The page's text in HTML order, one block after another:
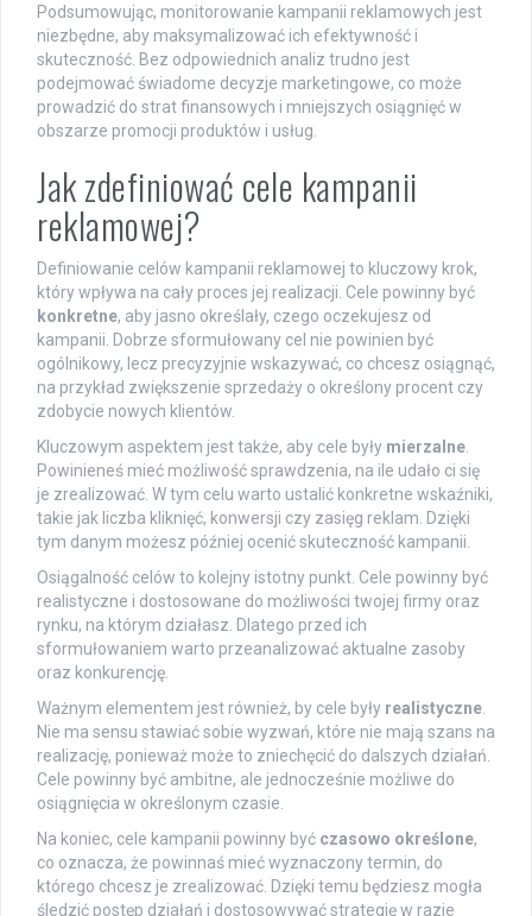
Podsumowując, monitorowanie kampanii reklamowych jest
niezbędne, aby maksymalizować ich efektywność i
skuteczność. Bez odpowiednich analiz trudno jest
podejmować świadome decyzje marketingowe, co może
prowadzić do strat finansowych i mniejszych osiągnięć w
obszarze promocji produktów i usług.
Jak zdefiniować cele kampanii
reklamowej?
Definiowanie celów kampanii reklamowej to kluczowy krok,
który wpływa na cały proces jej realizacji. Cele powinny być
konkretne, aby jasno określały, czego oczekujesz od
kampanii. Dobrze sformułowany cel nie powinien być
ogólnikowy, lecz precyzyjnie wskazywać, co chcesz osiągnąć,
na przykład zwiększenie sprzedaży o określony procent czy
zdobycie nowych klientów.
Kluczowym aspektem jest także, aby cele były mierzalne
Powinieneś mieć możliwość sprawdzenia, na ile udało ci się
je zrealizować. W tym celu warto ustalić konkretne wskaźniki,
takie jak liczba kliknięć, konwersji czy zasięg reklam. Dzięki
tym danym możesz później ocenić skuteczność kampanii.
Osiągalność celów to kolejny istotny punkt. Cele powinny być
realistyczne i dostosowane do możliwości twojej firmy oraz
rynku, na którym działasz. Dlatego przed ich
sformułowaniem warto przeanalizować aktualne zasoby
oraz konkurencję.
Ważnym elementem jest również, by cele były realistyczne
Nie ma sensu stawiać sobie wyzwań, które nie mają szans na
realizację, ponieważ może to zniechęcić do dalszych działań.
Cele powinny być ambitne, ale jednocześnie możliwe do
osiągnięcia w określonym czasie.
Na koniec, cele kampanii powinny być czasowo określone,
co oznacza, że powinnaś mieć wyznaczony termin, do
którego chcesz je zrealizować. Dzięki temu będziesz mogła
śledzić postęp działań i dostosowywać strategię w razie